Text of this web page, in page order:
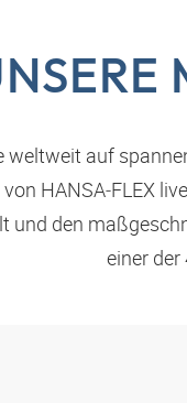
weltweit auf
HANSA‑FLEX
und den
einer